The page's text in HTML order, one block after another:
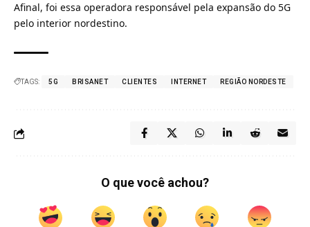
Afinal, foi essa operadora responsável pela expansão do 5G
pelo interior nordestino.
TAGS: 5G BRISANET CLIENTES INTERNET REGIÃO NORDESTE
O que você achou?